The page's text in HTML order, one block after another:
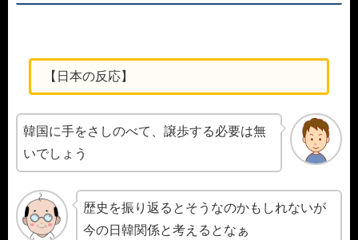
【日本の反応】
韓国に手をさしのべて、譲歩する必要は無
いでしょう
歴史を振り返るとそうなのかもしれないが
今の日韓関係と考えるとなぁ